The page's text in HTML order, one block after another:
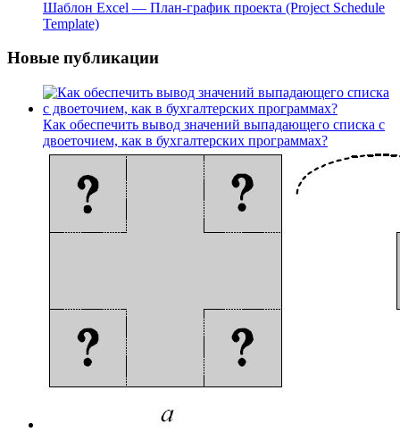
Шаблон Excel — План-график проекта (Project Schedule
Template)
Новые публикации
Как обеспечить вывод значений выпадающего списка с
двоеточием, как в бухгалтерских программах?